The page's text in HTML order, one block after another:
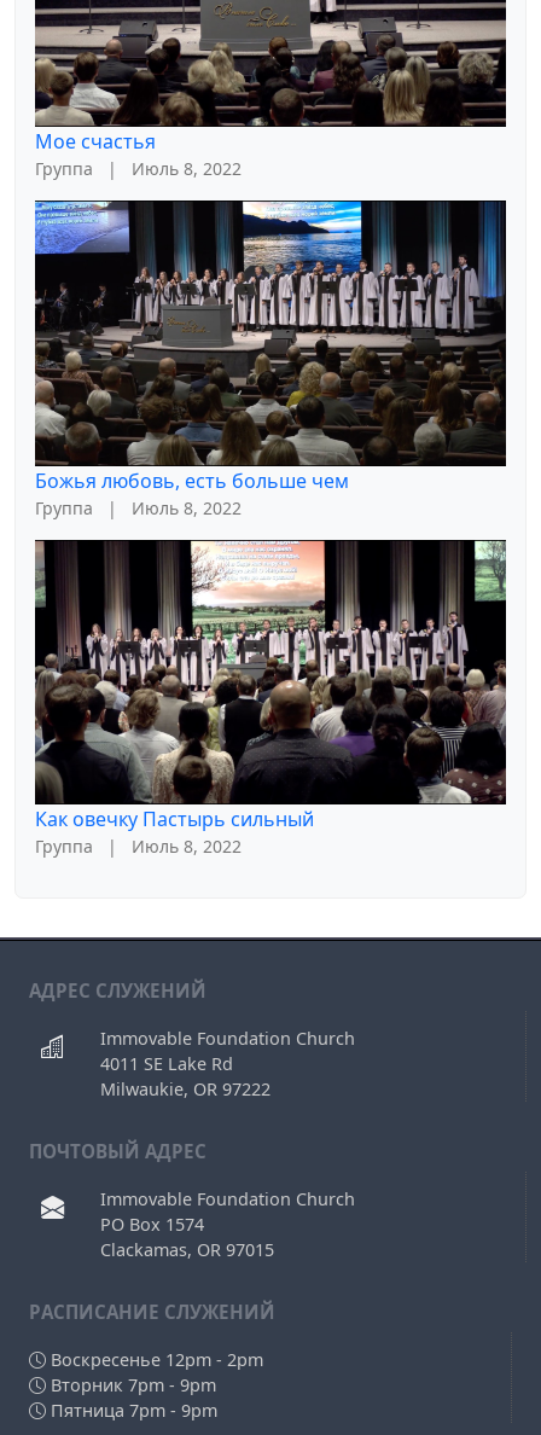
Мое счастья
Группа | Июль 8, 2022
Божья любовь, есть больше чем
Группа | Июль 8, 2022
Как овечку Пастырь сильный
Группа | Июль 8, 2022
АДРЕС СЛУЖЕНИЙ
Immovable Foundation Church
4011 SE Lake Rd
Milwaukie, OR 97222
ПОЧТОВЫЙ АДРЕС
Immovable Foundation Church
PO Box 1574
Clackamas, OR 97015
РAСПИСАНИЕ СЛУЖЕНИЙ
Воскресенье 12pm - 2pm
Вторник 7pm - 9pm
Пятница 7pm - 9pm